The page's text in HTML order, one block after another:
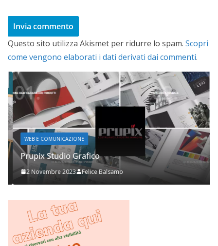
Questo sito utilizza Akismet per ridurre lo spam. Scopri
come vengono elaborati i dati derivati dai commenti.
WEB E COMUNICAZIONE
Prupix Studio Grafico
2 Novembre 2023 Felice Balsamo